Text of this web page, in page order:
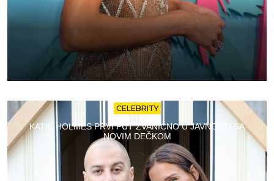
CELEBRITY
KATIE HOLMES PRVI PUT ZVANIČNO U JAVNOSTI SA
NOVIM DEČKOM